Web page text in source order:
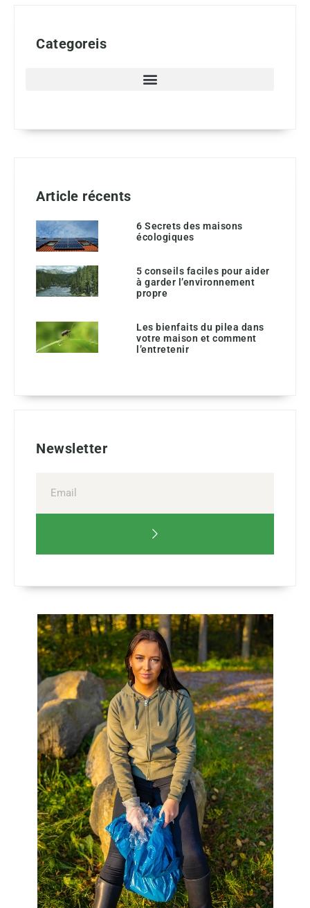
Categoreis
Article récents
6 Secrets des maisons
écologiques
5 conseils faciles pour aider
à garder l’environnement
propre
Les bienfaits du pilea dans
votre maison et comment
l’entretenir
Newsletter